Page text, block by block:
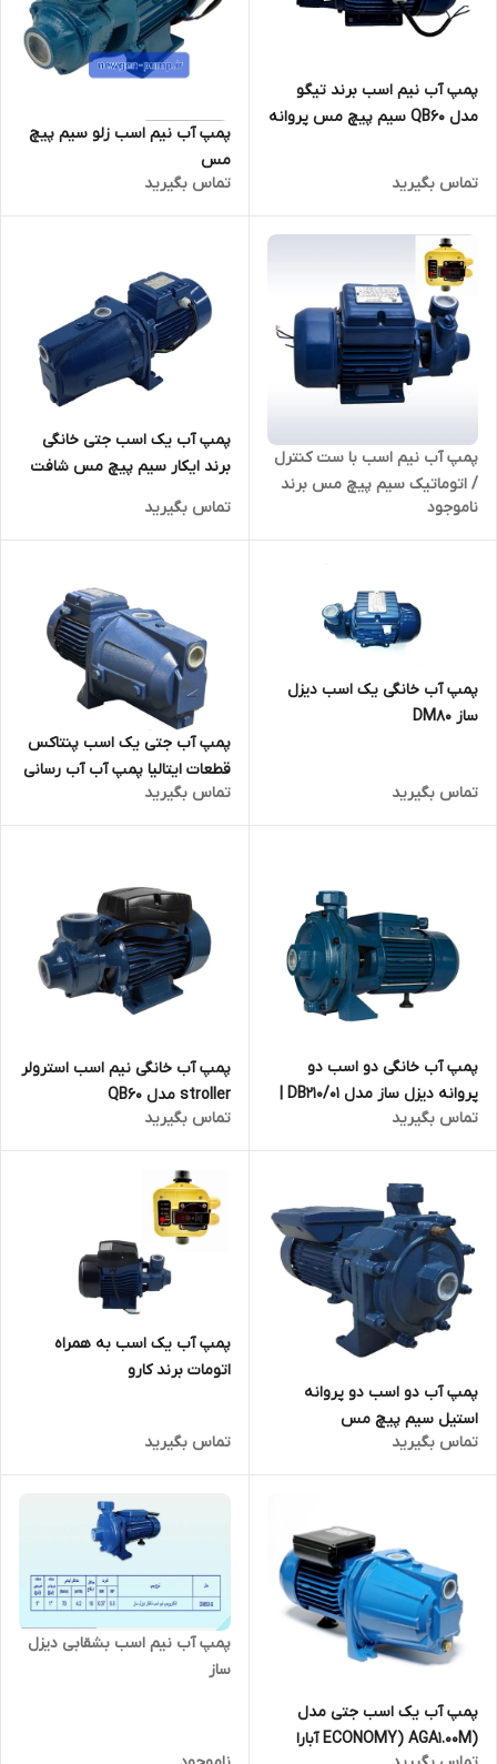
پمپ آب نیم اسب برند تیگو
مدل QB60 سیم پیچ مس پروانه
تماس بگیرید
پمپ آب نیم اسب زلو سیم پیچ
مس
تماس بگیرید
پمپ آب نیم اسب با ست کنترل
/ اتوماتیک سیم پیچ مس برند
تیگو QB60
ناموجود
پمپ آب یک اسب جتی خانگی
برند ایکار سیم پیچ مس شافت
تماس بگیرید
پمپ آب خانگی یک اسب دیزل
ساز DM80
تماس بگیرید
پمپ آب جتی یک اسب پنتاکس
قطعات ایتالیا پمپ آب آب رسانی
پمپ آپارتمان ۱ اسب
تماس بگیرید
پمپ آب خانگی دو اسب دو
پروانه دیزل ساز مدل DB210/01 |
قیمت عالی | پروانه برنجی |
نمایندگی | نیوژن اسماعیلی
تماس بگیرید
پمپ آب خانگی نیم اسب استرولر
stroller مدل QB60
تماس بگیرید
پمپ آب دو اسب دو پروانه
استیل سیم پیچ مس
تماس بگیرید
پمپ آب یک اسب به همراه
اتومات برند کارو
تماس بگیرید
پمپ آب یک اسب جتی مدل
(ECONOMY) AGA1.00M آبارا
پمپ آب نیم اسب بشقابی دیزل
ساز